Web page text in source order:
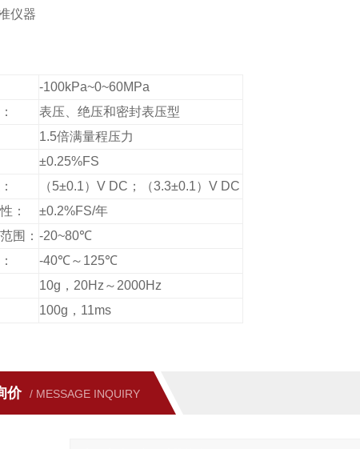
仪器
规格
-100kPa~0~60MPa
表压、绝压和密封表压型
1.5倍满量程压力
±0.25%FS
（5±0.1） V DC ；（3.3±0.1） V DC
：
±0.2%FS/年
围： -20~80℃
-40℃～ 125℃
10g ， 20Hz ～ 2000Hz
100g ， 11ms
价 / MESSAGE INQUIRY